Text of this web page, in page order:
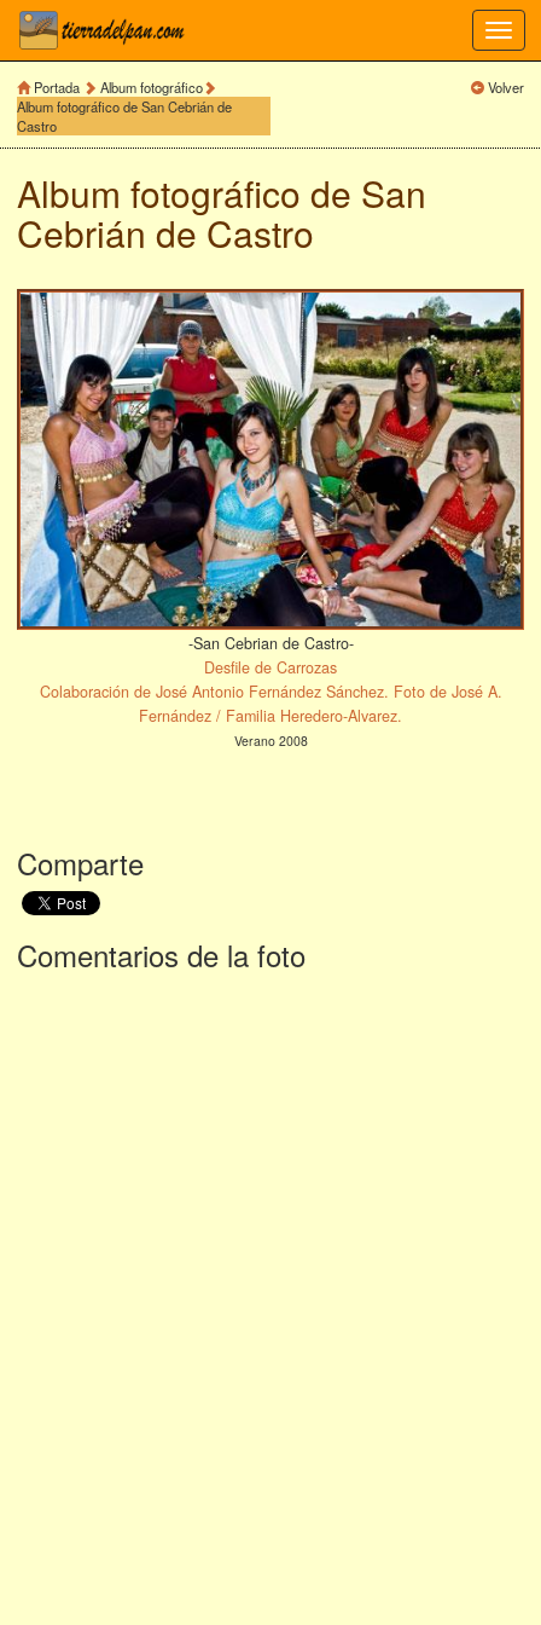
Portada
Album fotográfico
Album fotográfico de San Cebrián de
Castro
Volver
Album fotográfico de San
Cebrián de Castro
-San Cebrian de Castro-
Desfile de Carrozas
Colaboración de José Antonio Fernández Sánchez. Foto de José A.
Fernández / Familia Heredero-Alvarez.
Verano 2008
Comparte
Comentarios de la foto